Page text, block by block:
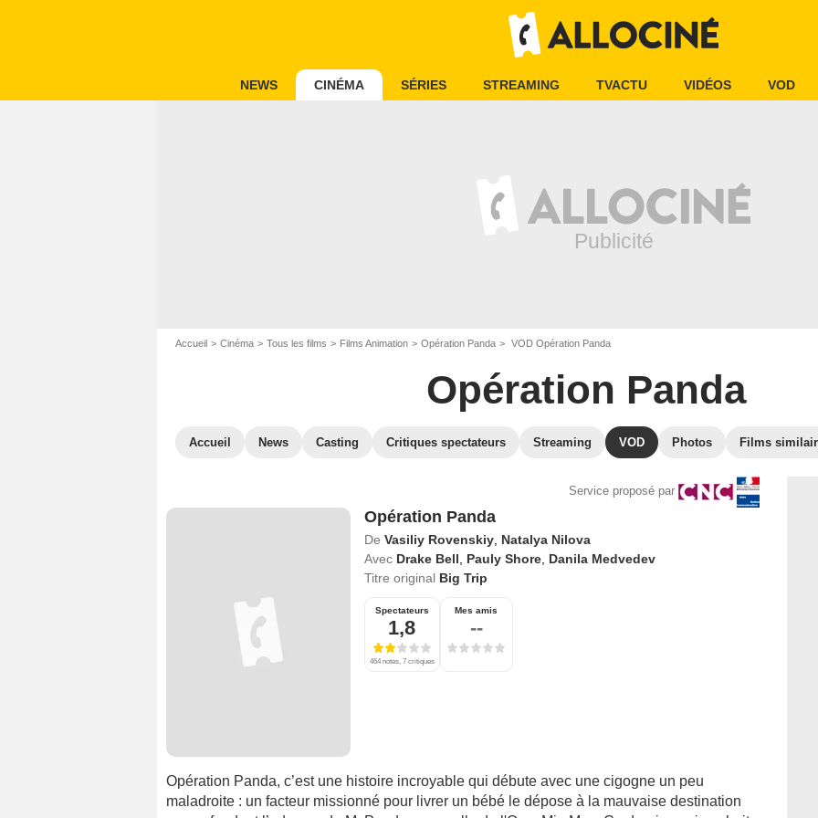
NEWS CINÉMA SÉRIES STREAMING TVACTU VIDÉOS VOD
Accueil Cinéma Tous les films Films Animation Opération Panda VOD Opération Panda
Opération Panda
Accueil News Casting Critiques spectateurs Streaming VOD Photos Films
Service proposé par
Opération Panda
De Vasiliy Rovenskiy, Natalya Nilova
Avec Drake Bell Pauly Shore, Danila Medvedev
Titre original Big Trip
Spectateurs
1,8
464 notes, 7 critiques
Mes amis
--
Opération Panda, c’est une histoire incroyable qui débute avec une cigogne un peu
maladroite : un facteur missionné pour livrer un bébé le dépose à la mauvaise destination